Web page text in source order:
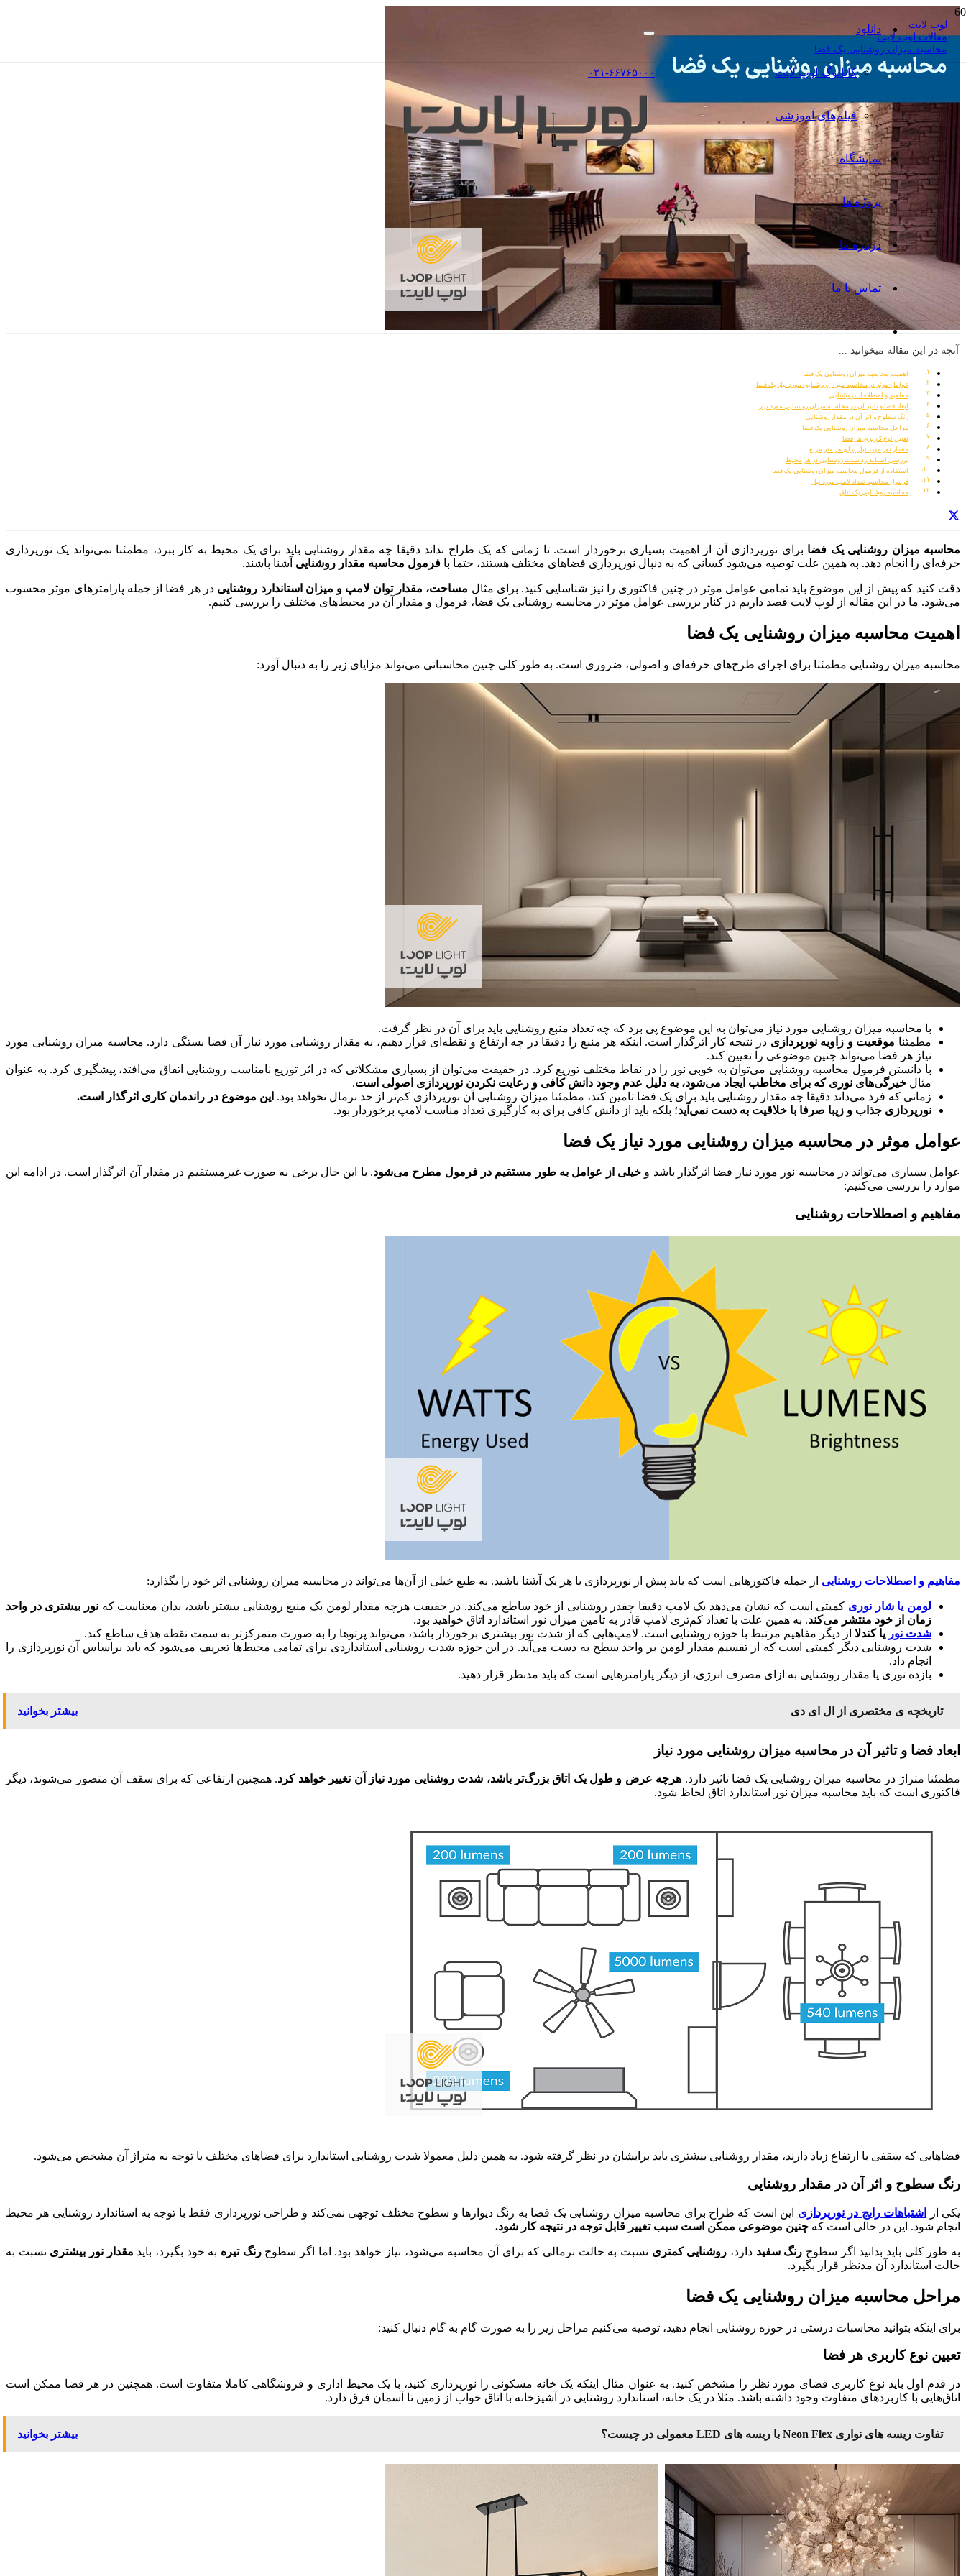
دانلود
کاتالوگ‌ لوپ لایت
فیلم‌های آموزشی
نمایشگاه
پروژه ها
درباره ما
تماس با ما
۰۲۱-۶۶۷۶۵۰۰۰
لوپ لایت
مقالات لوپ لایت
محاسبه میزان روشنایی یک فضا
آنچه در این مقاله میخوانید ...
اهمیت محاسبه میزان روشنایی یک فضا
عوامل موثر در محاسبه میزان روشنایی مورد نیاز یک فضا
مفاهیم و اصطلاحات روشنایی
ابعاد فضا و تاثیر آن در محاسبه میزان روشنایی مورد نیاز
رنگ سطوح و اثر آن در مقدار روشنایی
مراحل محاسبه میزان روشنایی یک فضا
تعیین نوع کاربری هر فضا
مقدار نور مورد نیاز برای هر متر مربع
بررسی استاندارد شدت روشنایی در هر محیط
استفاده از فرمول محاسبه میزان روشنایی یک فضا
فرمول محاسبه تعداد لامپ مورد نیاز
محاسبه روشنایی یک اتاق
محاسبه میزان روشنایی یک فضا برای نورپردازی آن از اهمیت بسیاری برخوردار است. تا زمانی که یک طراح نداند دقیقا چه مقدار روشنایی باید برای یک محیط به کار ببرد، مطمئنا نمی‌تواند یک نورپردازی
حرفه‌ای را انجام دهد. به همین علت توصیه می‌شود کسانی که به دنبال نورپردازی فضاهای مختلف هستند، حتما با فرمول محاسبه مقدار روشنایی آشنا باشند.
دقت کنید که پیش از این موضوع باید تمامی عوامل موثر در چنین فاکتوری را نیز شناسایی کنید. برای مثال مساحت، مقدار توان لامپ و میزان استاندارد روشنایی در هر فضا از جمله پارامترهای موثر محسوب
می‌شود. ما در این مقاله از لوپ لایت قصد داریم در کنار بررسی عوامل موثر در محاسبه روشنایی یک فضا، فرمول و مقدار آن در محیط‌های مختلف را بررسی کنیم.
اهمیت محاسبه میزان روشنایی یک فضا
محاسبه میزان روشنایی مطمئنا برای اجرای طرح‌های حرفه‌ای و اصولی، ضروری است. به طور کلی چنین محاسباتی می‌تواند مزایای زیر را به دنبال آورد:
با محاسبه میزان روشنایی مورد نیاز می‌توان به این موضوع پی برد که چه تعداد منبع روشنایی باید برای آن در نظر گرفت.
مطمئنا موقعیت و زاویه نورپردازی در نتیجه کار اثرگذار است. اینکه هر منبع را دقیقا در چه ارتفاع و نقطه‌ای قرار دهیم، به مقدار روشنایی مورد نیاز آن فضا بستگی دارد. محاسبه میزان روشنایی مورد
نیاز هر فضا می‌تواند چنین موضوعی را تعیین کند.
با دانستن فرمول محاسبه روشنایی می‌توان به خوبی نور را در نقاط مختلف توزیع کرد. در حقیقت می‌توان از بسیاری مشکلاتی که در اثر توزیع نامناسب روشنایی اتفاق می‌افتد، پیشگیری کرد. به عنوان
مثال خیرگی‌های نوری که برای مخاطب ایجاد می‌شود، به دلیل عدم وجود دانش کافی و رعایت نکردن نورپردازی اصولی است.
زمانی که فرد می‌داند دقیقا چه مقدار روشنایی باید برای یک فضا تامین کند، مطمئنا میزان روشنایی آن نورپردازی کم‌تر از حد نرمال نخواهد بود. این موضوع در راندمان کاری اثرگذار است.
نورپردازی جذاب و زیبا صرفا با خلاقیت به دست نمی‌آید؛ بلکه باید از دانش کافی برای به کارگیری تعداد مناسب لامپ برخوردار بود.
عوامل موثر در محاسبه میزان روشنایی مورد نیاز یک فضا
عوامل بسیاری می‌تواند در محاسبه نور مورد نیاز فضا اثرگذار باشد و خیلی از عوامل به طور مستقیم در فرمول مطرح می‌شود. با این حال برخی به صورت غیرمستقیم در مقدار آن اثرگذار است. در ادامه این
موارد را بررسی می‌کنیم:
مفاهیم و اصطلاحات روشنایی
مفاهیم و اصطلاحات روشنایی از جمله فاکتورهایی است که باید پیش از نورپردازی با هر یک آشنا باشید. به طبع خیلی از آن‌ها می‌تواند در محاسبه میزان روشنایی اثر خود را بگذارد:
لومن یا شار نوری کمیتی است که نشان می‌دهد یک لامپ دقیقا چقدر روشنایی از خود ساطع می‌کند. در حقیقت هرچه مقدار لومن یک منبع روشنایی بیشتر باشد، بدان معناست کهنور بیشتری در واحد
زمان از خود منتشر می‌کند. به همین علت با تعداد کم‌تری لامپ قادر به تامین میزان نور استاندارد اتاق خواهید بود.
شدت نور یا کندلا از دیگر مفاهیم مرتبط با حوزه روشنایی است. لامپ‌هایی که از شدت نور بیشتری برخوردار باشد، می‌تواند پرتوها را به صورت متمرکزتر به سمت نقطه هدف ساطع کند.
شدت روشنایی دیگر کمیتی است که از تقسیم مقدار لومن بر واحد سطح به دست می‌آید. در این حوزه شدت روشنایی استانداردی برای تمامی محیط‌ها تعریف می‌شود که باید براساس آن نورپردازی را
انجام داد.
بازده نوری یا مقدار روشنایی به ازای مصرف انرژی، از دیگر پارامترهایی است که باید مدنظر قرار دهید.
بیشتر بخوانید تاریخچه ی مختصری از ال ای دی
ابعاد فضا و تاثیر آن در محاسبه میزان روشنایی مورد نیاز
مطمئنا متراژ در محاسبه میزان روشنایی یک فضا تاثیر دارد. هرچه عرض و طول یک اتاق بزرگ‌تر باشد، شدت روشنایی مورد نیاز آن تغییر خواهد کرد. همچنین ارتفاعی که برای سقف آن متصور می‌شوند، دیگر
فاکتوری است که باید محاسبه میزان نور استاندارد اتاق لحاظ شود.
فضاهایی که سقفی با ارتفاع زیاد دارند، مقدار روشنایی بیشتری باید برایشان در نظر گرفته شود. به همین دلیل معمولا شدت روشنایی استاندارد برای فضاهای مختلف با توجه به متراژ آن مشخص می‌شود.
رنگ سطوح و اثر آن در مقدار روشنایی
یکی از اشتباهات رایج در نورپردازی این است که طراح برای محاسبه میزان روشنایی یک فضا به رنگ دیوارها و سطوح مختلف توجهی نمی‌کند و طراحی نورپردازی فقط با توجه به استاندارد روشنایی هر محیط
انجام شود. این در حالی است که چنین موضوعی ممکن است سبب تغییر قابل توجه در نتیجه کار شود.
به طور کلی باید بدانید اگر سطوح رنگ سفید دارد، روشنایی کمتری نسبت به حالت نرمالی که برای آن محاسبه می‌شود، نیاز خواهد بود. اما اگر سطوحرنگ تیره به خود بگیرد، باید مقدار نور بیشتری نسبت به
حالت استاندارد آن مدنظر قرار بگیرد.
مراحل محاسبه میزان روشنایی یک فضا
برای اینکه بتوانید محاسبات درستی در حوزه روشنایی انجام دهید، توصیه می‌کنیم مراحل زیر را به صورت گام به گام دنبال کنید:
تعیین نوع کاربری هر فضا
در قدم اول باید نوع کاربری فضای مورد نظر را مشخص کنید. به عنوان مثال اینکه یک خانه مسکونی را نورپردازی کنید، با یک محیط اداری و فروشگاهی کاملا متفاوت است. همچنین در هر فضا ممکن است
اتاق‌هایی با کاربردهای متفاوت وجود داشته باشد. مثلا در یک خانه، استاندارد روشنایی در آشپزخانه با اتاق خواب از زمین تا آسمان فرق دارد.
بیشتر بخوانید تفاوت ریسه های نواری Neon Flex با ریسه های LED معمولی در چیست؟